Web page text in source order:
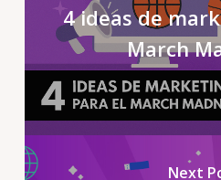
4 ideas de
March
Next